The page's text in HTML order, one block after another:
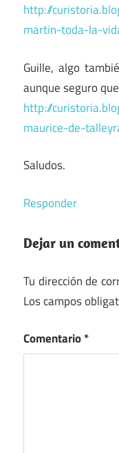
http://
martin-toda-la-
Guille, algo
aunque seguro
http://
maurice-de-
Saludos.
Responder
Dejar un
Tu dirección de
Los campos
Comentario*